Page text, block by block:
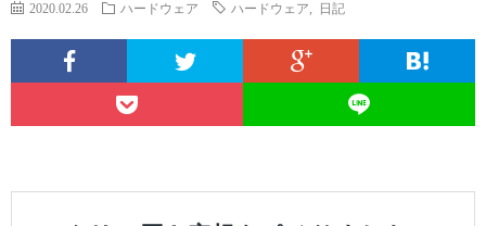
究
2020.02.26 ハードウェア ハードウェア 日記